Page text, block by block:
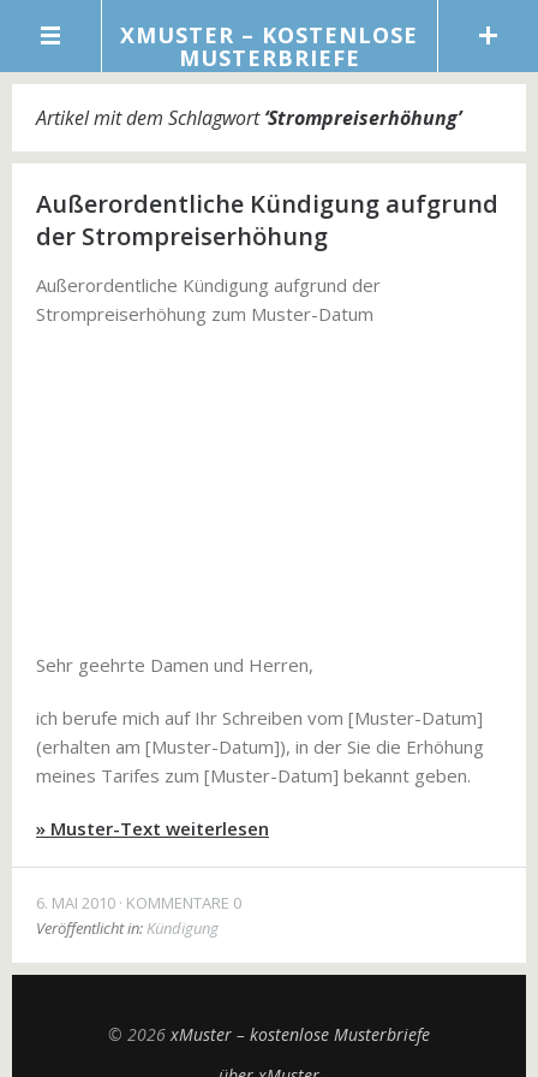
XMUSTER – KOSTENLOSE
MUSTERBRIEFE
Artikel mit dem Schlagwort‘Strompreiserhöhung’
Außerordentliche Kündigung aufgrund
der Strompreiserhöhung
Außerordentliche Kündigung aufgrund der
Strompreiserhöhung zum Muster-Datum
Sehr geehrte Damen und Herren,
ich berufe mich auf Ihr Schreiben vom [Muster-Datum]
(erhalten am [Muster-Datum]), in der Sie die Erhöhung
meines Tarifes zum [Muster-Datum] bekannt geben.
» Muster-Text weiterlesen
6. MAI 2010 KOMMENTARE 0
Veröffentlicht in:Kündigung
© 2026xMuster – kostenlose Musterbriefe